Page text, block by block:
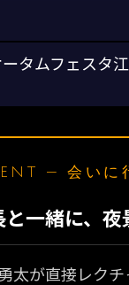
タムフェス
— 会いに
一緒に、
太が直接レク